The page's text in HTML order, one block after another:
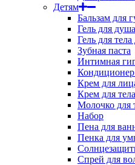
Детям
Бальзам для
Гель для душа
Гель для тела
Зубная паста
Интимная
Кондиционер
Крем для
Крем для тела
Молочко для
Набор
Пена для
Пенка для
Спрей для